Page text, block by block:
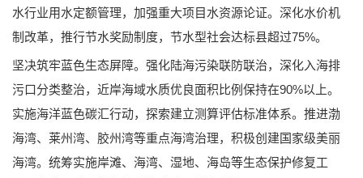
水行业用水定额管理，加强重大项目水资源论证。深化水价机
制改革，推行节水奖励制度，节水型社会达标县超过75%。
坚决筑牢蓝色生态屏障。强化陆海污染联防联治，深化入海排
污口分类整治，近岸海域水质优良面积比例保持在90%以上。
实施海洋蓝色碳汇行动，探索建立测算评估标准体系。推进渤
海湾、莱州湾、胶州湾等重点海湾治理，积极创建国家级美丽
海湾。统筹实施岸滩、海湾、湿地、海岛等生态保护修复工